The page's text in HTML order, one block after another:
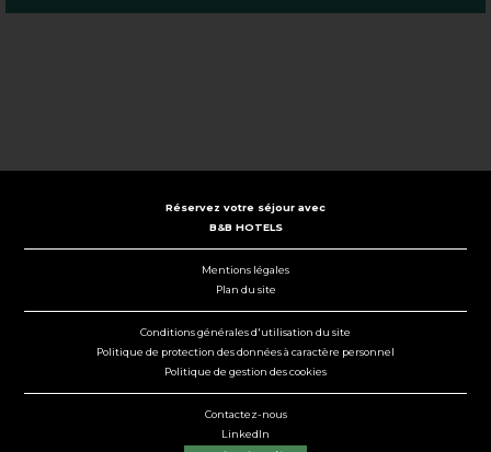
Réservez votre séjour avec
B&B HOTELS
Mentions légales
Plan du site
Conditions générales d'utilisation du site
Politique de protection des données à caractère personnel
Politique de gestion des cookies
Contactez-nous
LinkedIn